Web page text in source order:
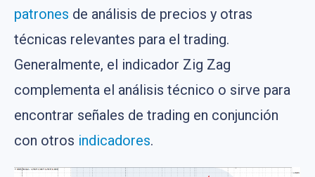
patrones de análisis de precios y otras
técnicas relevantes para el trading.
Generalmente, el indicador Zig Zag
complementa el análisis técnico o sirve para
encontrar señales de trading en conjunción
con otros indicadores.